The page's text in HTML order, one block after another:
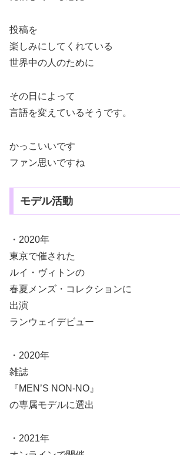
投稿を
楽しみにしてくれている
世界中の人のために
その日によって
言語を変えているそうです。
かっこいいです
ファン思いですね
モデル活動
・2020年
東京で催された
ルイ・ヴィトンの
春夏メンズ・コレクションに
出演
ランウェイデビュー
・2020年
雑誌
『MEN’S NON-NO』
の専属モデルに選出
・2021年